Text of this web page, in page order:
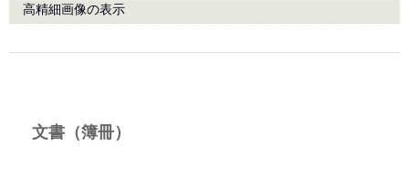
高精細画像の表示
文書（簿冊）